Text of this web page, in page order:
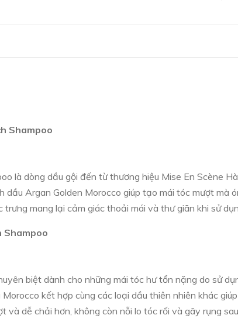
Shampoo
là dòng dầu gội đến từ thương hiệu Mise En Scène
Argan Golden Morocco giúp tạo mái tóc mượt mà
mang lại cảm giác thoải mái và thư giãn khi sử
Shampoo
biệt dành cho những mái tóc hư tổn nặng do sử
kết hợp cùng các loại dầu thiên nhiên khác
dễ chải hơn, không còn nỗi lo tóc rối và gãy rụng